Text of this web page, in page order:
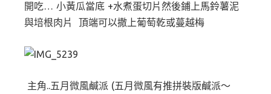
開吃… 小黃瓜當底 +水煮蛋切片然後鋪上馬鈴薯泥
與培根肉片 頂端可以撒上葡萄乾或蔓越梅
主角..五月微風鹹派 (五月微風有推拼裝版鹹派～